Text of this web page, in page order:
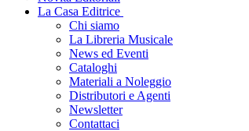
La Casa Editrice
Chi siamo
La Libreria Musicale
News ed Eventi
Cataloghi
Materiali a Noleggio
Distributori e Agenti
Newsletter
Contattaci